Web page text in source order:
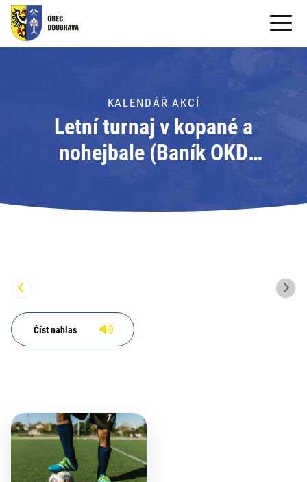
OBECNÍ ÚŘAD
PRO OBČANY
Formuláře ke stažení
PRO TURISTY
KALENDÁŘ AKCÍ
Letní turnaj v kopané a
nohejbale (Baník OKD
Číst nahlas